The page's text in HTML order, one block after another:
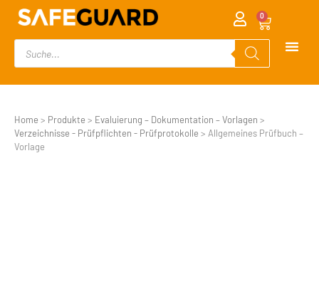
0
Home > Produkte > Evaluierung – Dokumentation – Vorlagen >
Verzeichnisse - Prüfpflichten - Prüfprotokolle > Allgemeines Prüfbuch –
Vorlage